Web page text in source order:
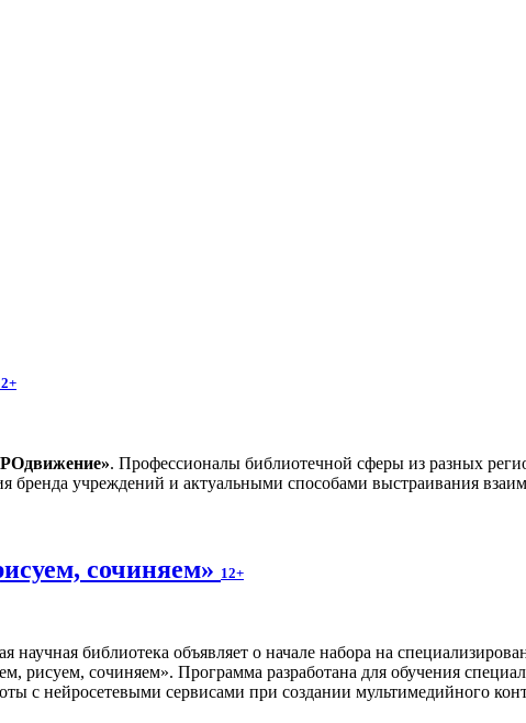
. Профессионалы библиотечной сферы из разных
бренда учреждений и актуальными способами выстраивания
сочиняем» 12+
научная библиотека объявляет о начале набора на
рисуем, сочиняем». Программа разработана для обучения
с нейросетевыми сервисами при создании мультимедийного